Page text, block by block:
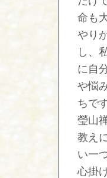
命も
やり
し、
に自
や悩
ちで
瑩山
教え
い一
心掛